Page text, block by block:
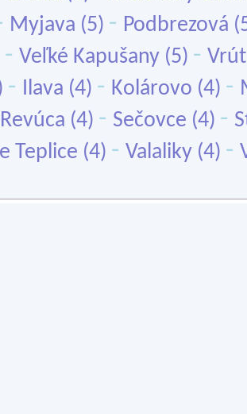
Myjava (5) - Podbrezová
- Veľké Kapušany (5) -
- Ilava (4) - Kolárovo (4) -
Revúca (4) - Sečovce (4) -
Teplice (4) - Valaliky (4) -